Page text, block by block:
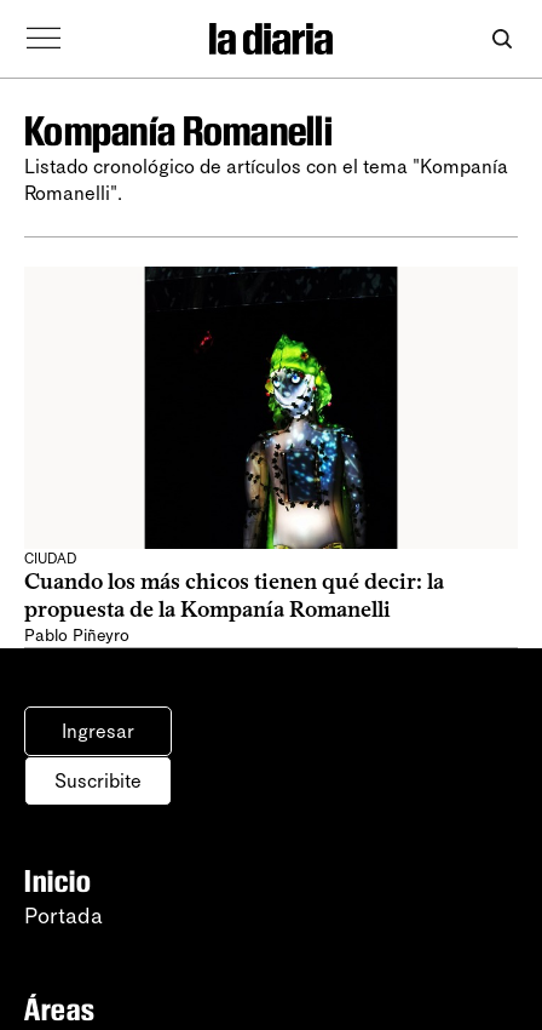
Kompanía Romanelli
Listado cronológico de artículos con el tema "Kompanía
Romanelli".
CIUDAD
Cuando los más chicos tienen qué decir: la
propuesta de la Kompanía Romanelli
Pablo Piñeyro
Ingresar
Suscribite
Inicio
Portada
Áreas